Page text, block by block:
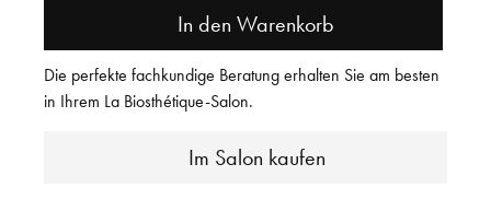
In den Warenkorb
Im Salon kaufen
Die perfekte fachkundige Beratung erhalten Sie am besten
in Ihrem La Biosthétique-Salon.